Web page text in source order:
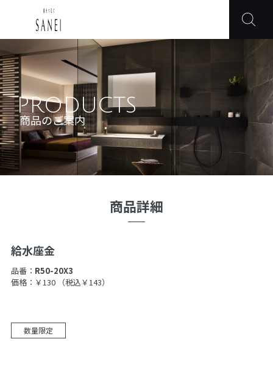
PRODUCTS
商品のご案内
商品詳細
給水座金
品番： R50-20X3
価格：￥130
（税込￥143）
数量限定